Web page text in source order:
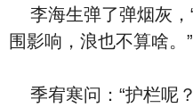
李海生弹了弹烟灰，
围影响，浪也不算啥。”
季宥寒问：“护栏呢